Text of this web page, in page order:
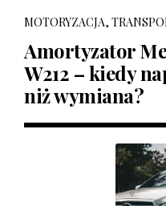
MOTORYZACJA,
Amortyzator
W212 – kiedy
niż wymiana?